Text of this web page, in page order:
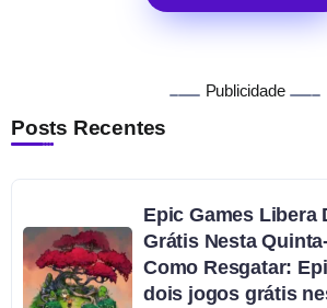
Publicidade
Posts Recentes
Epic Games Libera
Grátis Nesta
Como Resgatar:
dois jogos grátis